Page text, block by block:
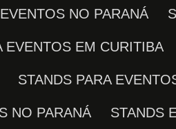
NO PARANÁ
EVENTOS EM CURITIBA
STANDS PARA
NO PARANÁ STANDS